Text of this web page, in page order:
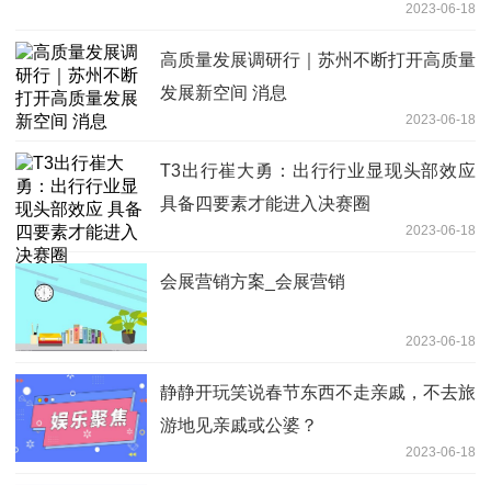
2023-06-18
高质量发展调研行｜苏州不断打开高质量
发展新空间 消息
2023-06-18
T3出行崔大勇：出行行业显现头部效应
具备四要素才能进入决赛圈
2023-06-18
会展营销方案_会展营销
2023-06-18
静静开玩笑说春节东西不走亲戚，不去旅
游地见亲戚或公婆？
2023-06-18